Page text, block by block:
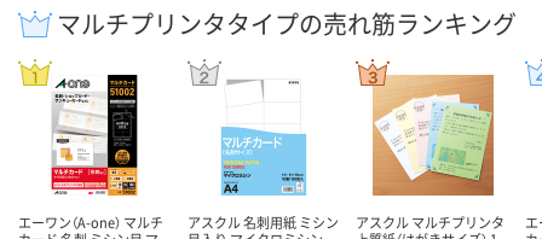
マルチプリンタタイプの売れ筋ランキング
エーワン（A-one） マルチ
アスクル 名刺用紙 ミシン
アスクル マルチプリンタ
エ